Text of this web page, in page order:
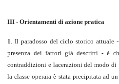
III - Orientamenti di azione pratica
1. Il paradosso del ciclo storico attuale
presenza dei fattori già descritti - è
contraddizioni e lacerazioni del modo
la classe operaia è stata precipitata ad